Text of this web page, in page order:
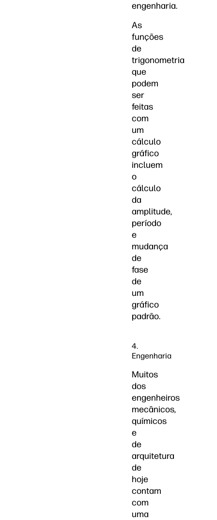
engenharia.
As
funções
de
trigonometria
que
podem
ser
feitas
com
um
cálculo
gráfico
incluem
o
cálculo
da
amplitude,
período
e
mudança
de
fase
de
um
gráfico
padrão.
4.
Engenharia
Muitos
dos
engenheiros
mecânicos,
químicos
e
de
arquitetura
de
hoje
contam
com
uma